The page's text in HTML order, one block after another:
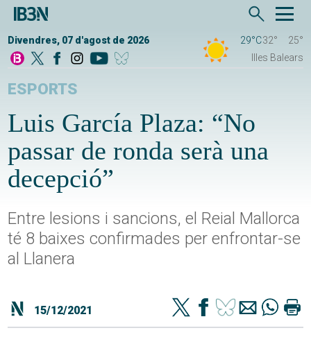
Divendres, 07 d'agost de 2026 29°C32°
25°
Illes Balears
ESPORTS
Luis García Plaza: “No
passar de ronda serà una
decepció”
Entre lesions i sancions, el Reial Mallorca
té 8 baixes confirmades per enfrontar-se
al Llanera
15/12/2021